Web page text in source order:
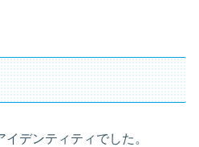
デンティティでした。